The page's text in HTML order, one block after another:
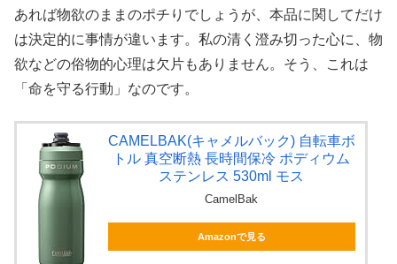
あれば物欲のままのポチりでしょうが、本品に関してだけ
は決定的に事情が違います。私の清く澄み切った心に、物
欲などの俗物的心理は欠片もありません。そう、これは
「命を守る行動」なのです。
CAMELBAK(キャメルバック) 自転車ボ
トル 真空断熱 長時間保冷 ポディウム
ステンレス 530ml モス
CamelBak
Amazonで見る